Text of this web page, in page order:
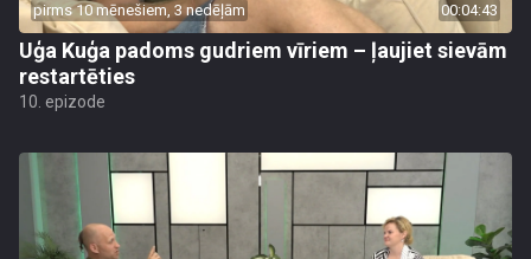
pirms 10 mēnešiem, 3 nedēļām 00:04:43
Uģa Kuģa padoms gudriem vīriem – ļaujiet sievām
restartēties
10. epizode